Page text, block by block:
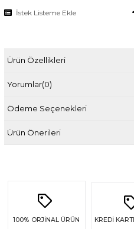
İstek Listeme Ekle
Ürün Özellikleri
Yorumlar(0)
Ödeme Seçenekleri
Ürün Önerileri
100% ORJİNAL ÜRÜN